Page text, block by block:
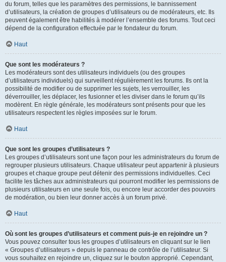
du forum, telles que les paramètres des permissions, le bannissement
d’utilisateurs, la création de groupes d’utilisateurs ou de modérateurs, etc. Ils
peuvent également être habilités à modérer l’ensemble des forums. Tout ceci
dépend de la configuration effectuée par le fondateur du forum.
Haut
Que sont les modérateurs ?
Les modérateurs sont des utilisateurs individuels (ou des groupes
d’utilisateurs individuels) qui surveillent régulièrement les forums. Ils ont la
possibilité de modifier ou de supprimer les sujets, les verrouiller, les
déverrouiller, les déplacer, les fusionner et les diviser dans le forum qu’ils
modèrent. En règle générale, les modérateurs sont présents pour que les
utilisateurs respectent les règles imposées sur le forum.
Haut
Que sont les groupes d’utilisateurs ?
Les groupes d’utilisateurs sont une façon pour les administrateurs du forum de
regrouper plusieurs utilisateurs. Chaque utilisateur peut appartenir à plusieurs
groupes et chaque groupe peut détenir des permissions individuelles. Ceci
facilite les tâches aux administrateurs qui pourront modifier les permissions de
plusieurs utilisateurs en une seule fois, ou encore leur accorder des pouvoirs
de modération, ou bien leur donner accès à un forum privé.
Haut
Où sont les groupes d’utilisateurs et comment puis-je en rejoindre un ?
Vous pouvez consulter tous les groupes d’utilisateurs en cliquant sur le lien
« Groupes d’utilisateurs » depuis le panneau de contrôle de l’utilisateur. Si
vous souhaitez en rejoindre un, cliquez sur le bouton approprié. Cependant,